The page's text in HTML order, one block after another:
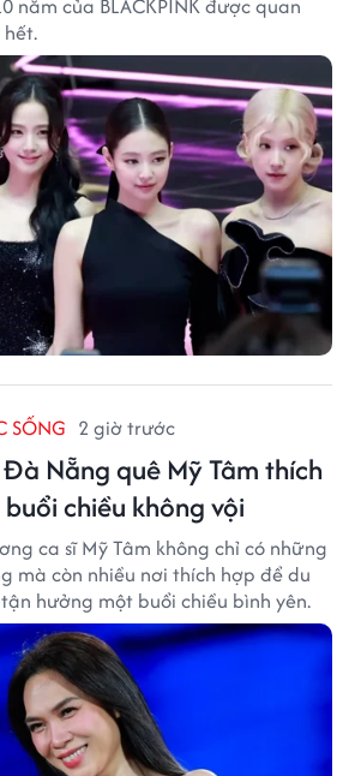
năm của BLACKPINK được quan
SỐNG 2 giờ trước
Nẵng quê Mỹ Tâm thích
chiều không vội
ca sĩ Mỹ Tâm không chỉ có những
mà còn nhiều nơi thích hợp để du
hưởng một buổi chiều bình yên.